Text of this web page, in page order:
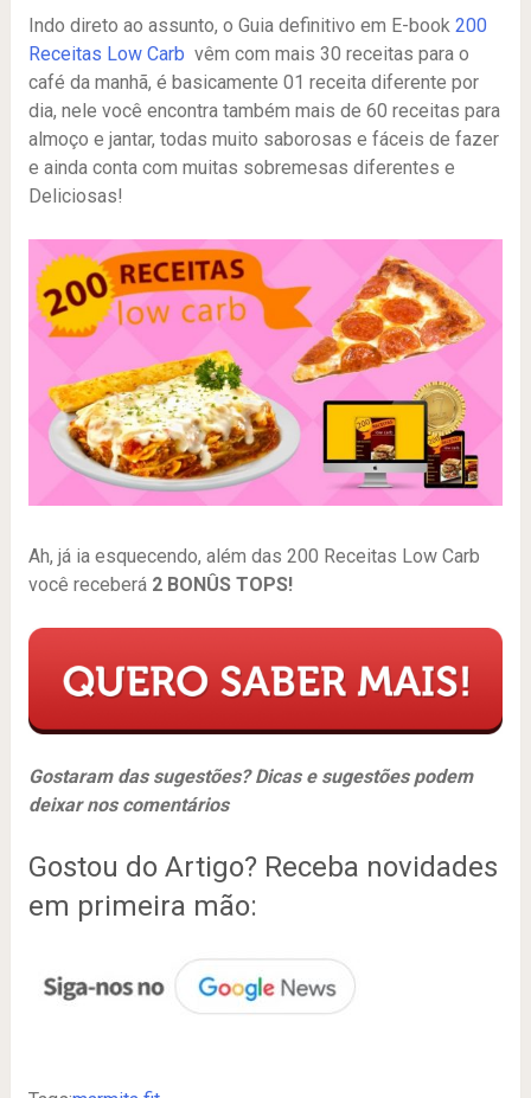
Indo direto ao assunto, o Guia definitivo em E-book200
Receitas Low Carb vêm com mais 30 receitas para o
café da manhã, é basicamente 01 receita diferente por
dia, nele você encontra também mais de 60 receitas para
almoço e jantar, todas muito saborosas e fáceis de fazer
e ainda conta com muitas sobremesas diferentes e
Deliciosas!
Ah, já ia esquecendo, além das 200 Receitas Low Carb
você receberá 2 BONÛS TOPS!
Gostaram das sugestões? Dicas e sugestões podem
deixar nos comentários
Gostou do Artigo? Receba novidades
em primeira mão: